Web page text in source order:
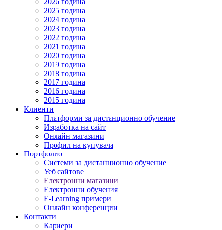
2026 година
2025 година
2024 година
2023 година
2022 година
2021 година
2020 година
2019 година
2018 година
2017 година
2016 година
2015 година
Клиенти
Платформи за дистанционно обучение
Изработка на сайт
Онлайн магазини
Профил на купувача
Портфолио
Системи за дистанционно обучение
Уеб сайтове
Електронни магазини
Електронни обучения
E-Learning примери
Онлайн конференции
Контакти
Кариери